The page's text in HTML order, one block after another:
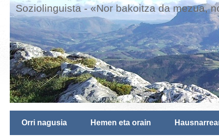
Soziolinguista - «Nor bakoitza da mezua,
Orri nagusia Hemen eta orain